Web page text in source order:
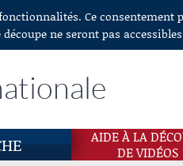
Ce
ne seront pas accessibles
AIDE À LA
DE VIDÉOS